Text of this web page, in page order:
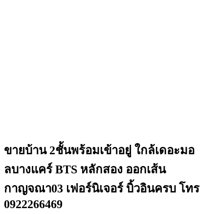
ขายบ้าน 2ชั้นพร้อมเข้าอยู่ ใกล้เดอะมอ
ลบางแคร์ BTS หลักสอง ออกเส้น
กาญจณา03 เฟอร์นิเจอร์ บิ้วอินครบ โทร
0922266469